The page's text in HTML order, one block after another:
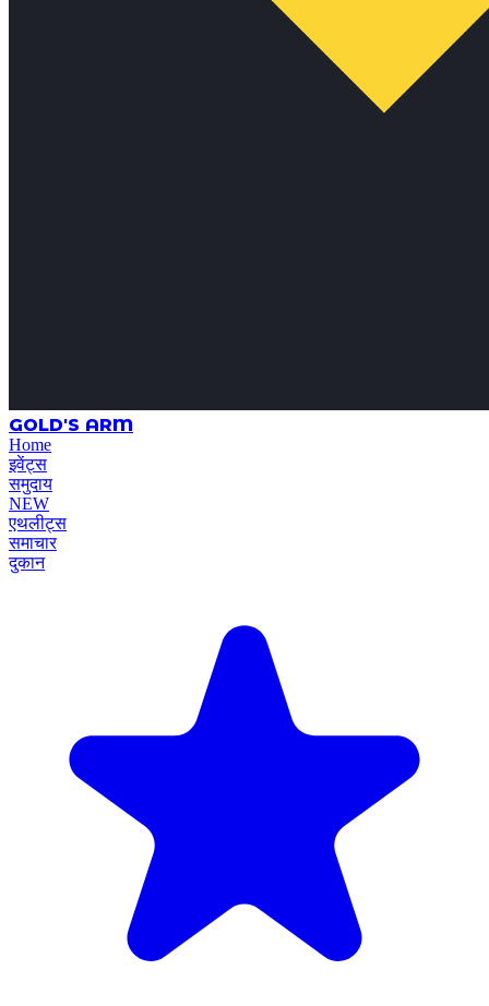
GOLD'S ARM
Home
इवेंट्स
समुदाय
NEW
एथलीट्स
समाचार
दुकान